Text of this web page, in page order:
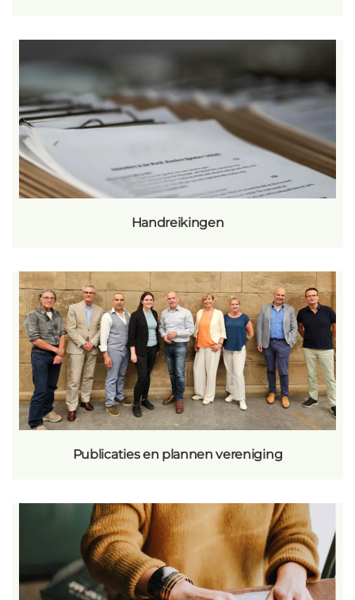
Handreikingen
Publicaties en plannen vereniging